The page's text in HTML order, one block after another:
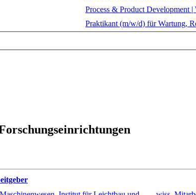
Process & Product Development |
Praktikant (m/w/d) für Wartung,